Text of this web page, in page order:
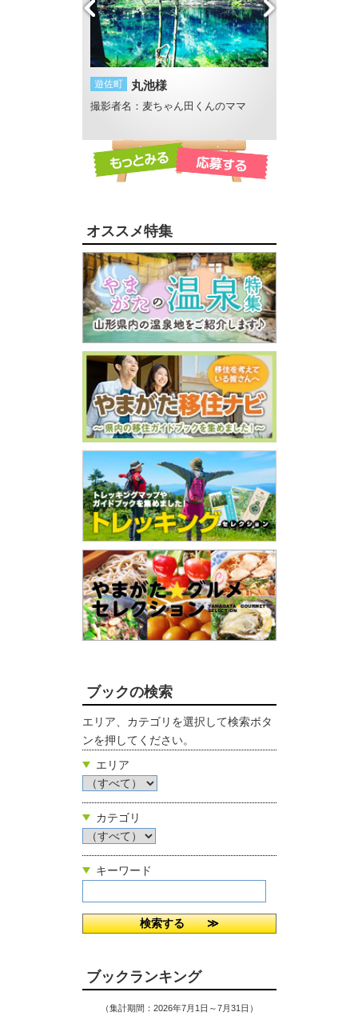
遊佐町 丸池様
撮影者名：麦ちゃん田くんのママ
オススメ特集
ブックの検索
エリア、カテゴリを選択して検索ボタ
ンを押してください。
エリア
カテゴリ
キーワード
ブックランキング
（集計期間：2026年7月1日～7月31日）